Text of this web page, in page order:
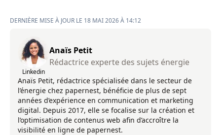
DERNIÈRE MISE À JOUR LE 18 MAI 2026 À 14:12
Linkedin
Anaïs Petit
Rédactrice experte des sujets énergie
Anaïs Petit, rédactrice spécialisée dans le secteur de
l’énergie chez papernest, bénéficie de plus de sept
années d’expérience en communication et marketing
digital. Depuis 2017, elle se focalise sur la création et
l’optimisation de contenus web afin d’accroître la
visibilité en ligne de papernest.